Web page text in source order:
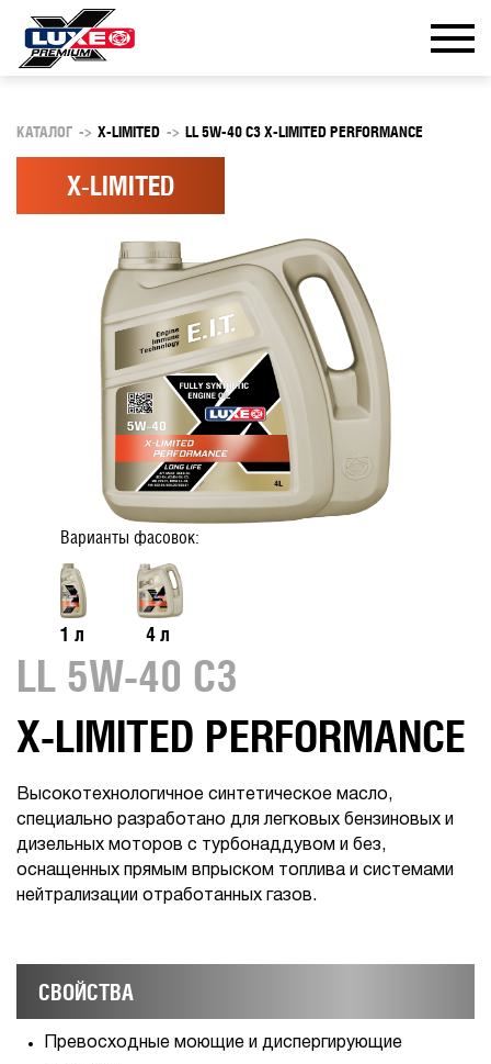
КАТАЛОГ -> X-LIMITED -> LL 5W-40 C3 X-LIMITED PERFORMANCE
X-LIMITED
Варианты фасовок:
1 л 4 л
LL 5W-40 C3
X-LIMITED PERFORMANCE
Высокотехнологичное синтетическое масло,
специально разработано для легковых бензиновых и
дизельных моторов с турбонаддувом и без,
оснащенных прямым впрыском топлива и системами
нейтрализации отработанных газов.
СВОЙСТВА
Превосходные моющие и диспергирующие